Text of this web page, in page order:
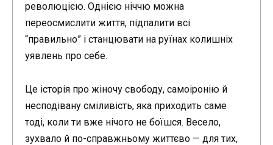
революцією. Однією ніччю можна
переосмислити життя, підпалити всі
“правильно” і станцювати на руїнах колишніх
уявлень про себе.
Це історія про жіночу свободу, самоіронію й
несподівану сміливість, яка приходить саме
тоді, коли ти вже нічого не боїшся. Весело,
зухвало й по-справжньому життєво — для тих,